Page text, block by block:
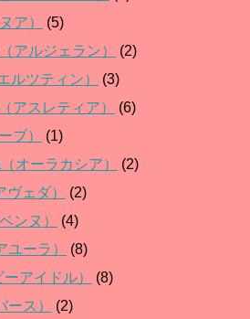
ア）
(5)
アルジェラン）
(2)
ルツティン）
(3)
アスレティア）
(6)
ブ）
(1)
オーラカシア）
(2)
ェダ）
(2)
ンヌ）
(4)
ーラ）
(8)
アイドル）
(8)
ース）
(2)